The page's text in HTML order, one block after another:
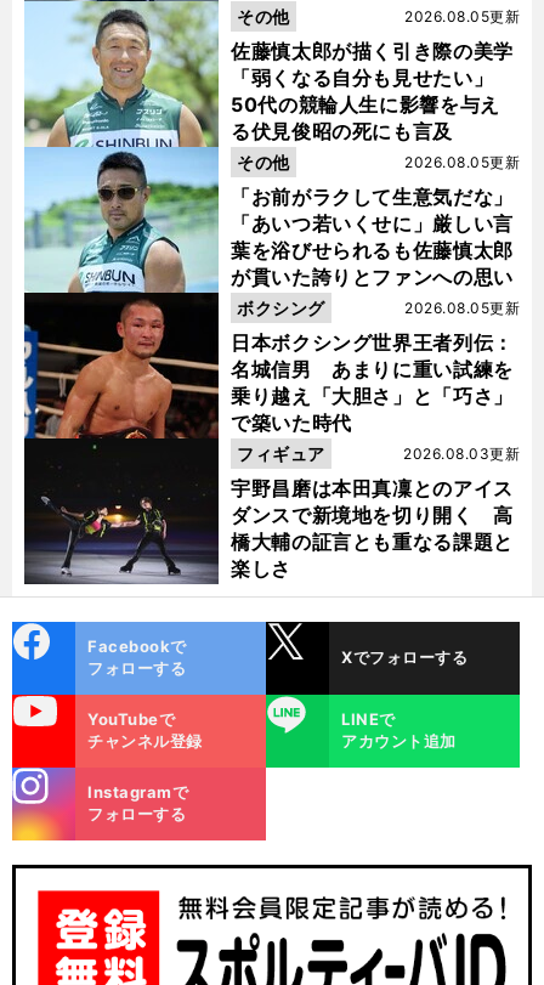
へ
金栗杯に輝く
佐藤慎太郎が描く引き際の美学
「弱くなる自分も見せたい」
50代の競輪人生に影響を与え
る伏見俊昭の死にも言及
2026.08.05更新
その他
「お前がラクして生意気だな」
「あいつ若いくせに」厳しい言
葉を浴びせられるも佐藤慎太郎
が貫いた誇りとファンへの思い
2026.08.05更新
その他
日本ボクシング世界王者列伝：
名城信男 あまりに重い試練を
乗り越え「大胆さ」と「巧さ」
で築いた時代
2026.08.05更新
ボクシング
宇野昌磨は本田真凜とのアイス
ダンスで新境地を切り開く 高
橋大輔の証言とも重なる課題と
楽しさ
2026.08.03更新
フィギュア
ok
Facebookで
フォローする
Xでフォローする
YouTubeで
チャンネル登録
LINE
LINEで
アカウント追加
m
Instagramで
フォローする